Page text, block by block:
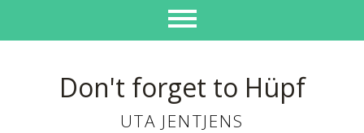
Don't forget to Hüpf
UTA JENTJENS